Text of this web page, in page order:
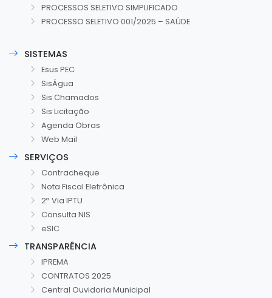
PROCESSOS SELETIVO SIMPLIFICADO
PROCESSO SELETIVO 001/2025 – SAÚDE
SISTEMAS
Esus PEC
SisÁgua
Sis Chamados
Sis Licitação
Agenda Obras
Web Mail
SERVIÇOS
Contracheque
Nota Fiscal Eletrônica
2ª Via IPTU
Consulta NIS
eSIC
TRANSPARÊNCIA
IPREMA
CONTRATOS 2025
Central Ouvidoria Municipal